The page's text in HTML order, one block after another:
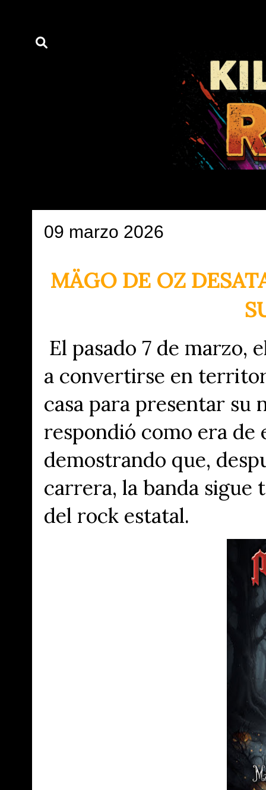
09 marzo 2026
MÄGO DE OZ
El pasado 7 de marzo,
a convertirse en
casa para presentar su
respondió como era
demostrando que,
carrera, la banda
del rock estatal.